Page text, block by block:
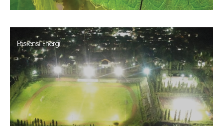
Efisiensi Energi